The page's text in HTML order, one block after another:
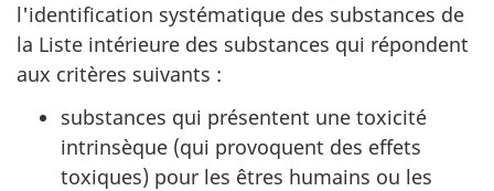
l'identification systématique des substances de
la Liste intérieure des substances qui répondent
aux critères suivants :
substances qui présentent une toxicité
intrinsèque (qui provoquent des effets
toxiques) pour les êtres humains ou les